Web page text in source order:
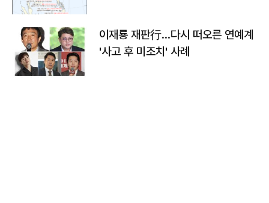
이재룡 재판行…다시 떠오른 연예계
'사고 후 미조치' 사례